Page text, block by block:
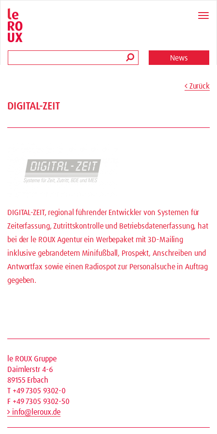
News
Zurück
DIGITAL-ZEIT
DIGITAL-ZEIT, regional führender Entwickler von Systemen für
Zeiterfassung, Zutrittskontrolle und Betriebsdatenerfassung, hat
bei der le ROUX Agentur ein Werbepaket mit 3D-Mailing
inklusive gebrandetem Minifußball, Prospekt, Anschreiben und
Antwortfax sowie einen Radiospot zur Personalsuche in Auftrag
gegeben.
le ROUX Gruppe
Daimlerstr 4-6
89155 Erbach
T +49 7305 9302-0
F +49 7305 9302-50
info@leroux.de